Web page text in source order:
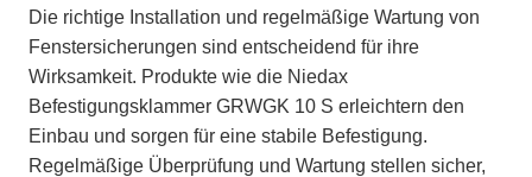
Die richtige Installation und regelmäßige Wartung von
Fenstersicherungen sind entscheidend für ihre
Wirksamkeit. Produkte wie die Niedax
Befestigungsklammer GRWGK 10 S erleichtern den
Einbau und sorgen für eine stabile Befestigung.
Regelmäßige Überprüfung und Wartung stellen sicher,